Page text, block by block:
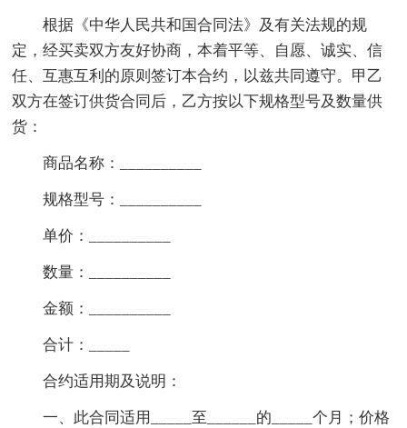
根据《中华人民共和国合同法》及有关法规的规
定，经买卖双方友好协商，本着平等、自愿、诚实、信
任、互惠互利的原则签订本合约，以兹共同遵守。甲乙
双方在签订供货合同后，乙方按以下规格型号及数量供
货：
商品名称：__________
规格型号：__________
单价：__________
数量：__________
金额：__________
合计：_____
合约适用期及说明：
一、此合同适用_____至______的_____个月；价格